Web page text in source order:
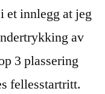
et innlegg at jeg
av
3 plassering
fellesstartritt.